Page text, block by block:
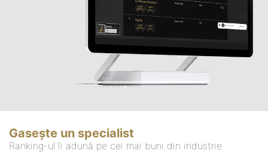
Gasește un specialist
Ranking-ul îi adună pe cei mai buni din industrie